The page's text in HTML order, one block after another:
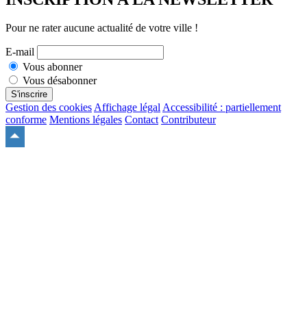
Pour ne rater aucune actualité de votre ville !
E-mail
Vous abonner
Vous désabonner
S'inscrire
Gestion des cookiesAffichage légalAccessibilité : partiellement
conforme Mentions légales Contact Contributeur